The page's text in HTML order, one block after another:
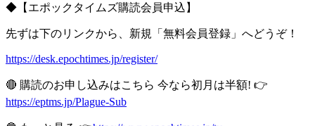
◆【エポックタイムズ購読会員申込】
先ずは下のリンクから、新規「無料会員登録」へどうぞ！
https://desk.epochtimes.jp/register/
🔴 購読のお申し込みはこちら 今なら初月は半額! 👉
https://eptms.jp/Plague-Sub